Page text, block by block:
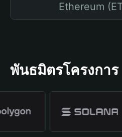
Ethereum
พันธมิตรโครงการ